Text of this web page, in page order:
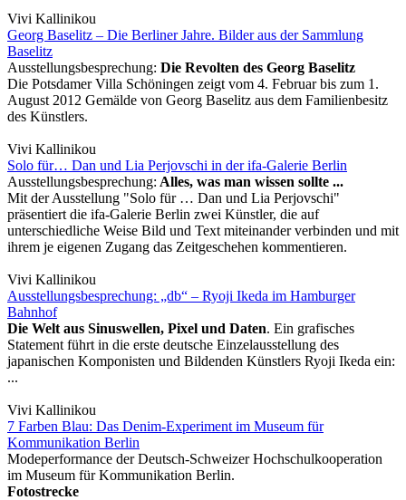
Vivi Kallinikou
Georg Baselitz – Die Berliner Jahre. Bilder aus der Sammlung
Baselitz
Ausstellungsbesprechung: Die Revolten des Georg Baselitz
Die Potsdamer Villa Schöningen zeigt vom 4. Februar bis zum 1.
August 2012 Gemälde von Georg Baselitz aus dem Familienbesitz
des Künstlers.
Vivi Kallinikou
Solo für… Dan und Lia Perjovschi in der ifa-Galerie Berlin
Ausstellungsbesprechung: Alles, was man wissen sollte ...
Mit der Ausstellung "Solo für … Dan und Lia Perjovschi"
präsentiert die ifa-Galerie Berlin zwei Künstler, die auf
unterschiedliche Weise Bild und Text miteinander verbinden und mit
ihrem je eigenen Zugang das Zeitgeschehen kommentieren.
Vivi Kallinikou
Ausstellungsbesprechung: „db“ – Ryoji Ikeda im Hamburger
Bahnhof
Die Welt aus Sinuswellen, Pixel und Daten. Ein grafisches
Statement führt in die erste deutsche Einzelausstellung des
japanischen Komponisten und Bildenden Künstlers Ryoji Ikeda ein:
...
Vivi Kallinikou
7 Farben Blau: Das Denim-Experiment im Museum für
Kommunikation Berlin
Modeperformance der Deutsch-Schweizer Hochschulkooperation
im Museum für Kommunikation Berlin.
Fotostrecke